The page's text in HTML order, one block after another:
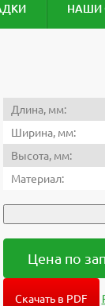
НАШИ
Длина, мм:
Ширина, мм:
Высота, мм:
Материал:
Цена по
Скачать в PDF